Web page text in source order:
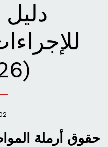
(2026)
حقوق أرملة